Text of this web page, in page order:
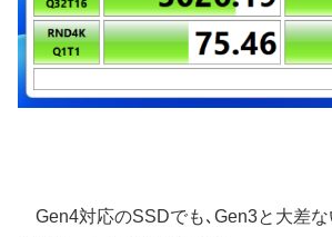
Gen4対応のSSDでも､Gen3と大差な